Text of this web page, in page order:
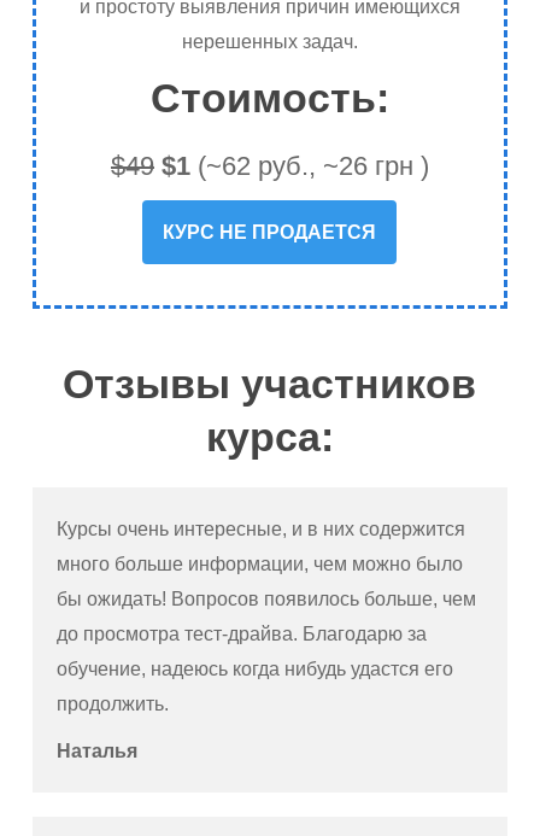
Как не увязнуть в проекте?
и простоту выявления причин имеющихся
нерешенных задач.
Стоимость:
$49 $1(~62 руб., ~26 грн )
КУРС НЕ ПРОДАЕТСЯ
Отзывы участников
курса:
Курсы очень интересные, и в них содержится
много больше информации, чем можно было
бы ожидать! Вопросов появилось больше, чем
до просмотра тест-драйва. Благодарю за
обучение, надеюсь когда нибудь удастся его
продолжить.
Наталья